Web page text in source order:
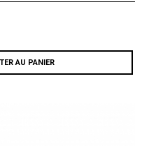
AU PANIER